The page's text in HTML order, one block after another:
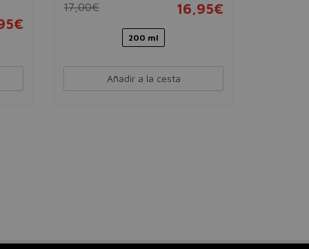
17,00€ 16,95€
200 ml
Añadir a la cesta